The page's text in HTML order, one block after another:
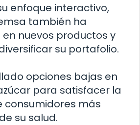
enfoque interactivo,
también ha
nuevos productos y
su portafolio.
opciones bajas en
para satisfacer la
más
su salud.